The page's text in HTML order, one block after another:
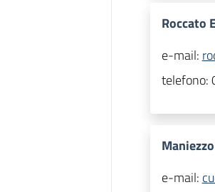
Roccato
e-mail:
telefono:
e-mail: